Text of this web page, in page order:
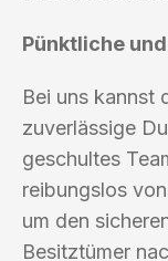
Pünktliche
Bei uns kannst
zuverlässige
geschultes
reibungslos
um den
Besitztümer